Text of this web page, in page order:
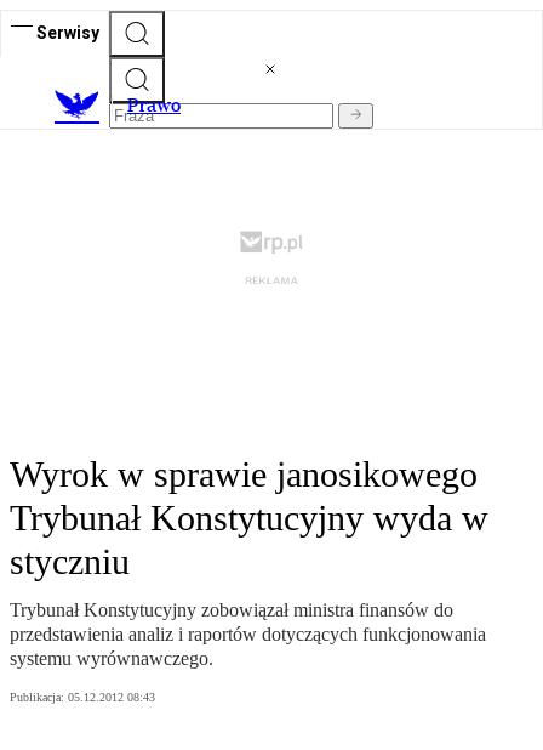
Serwisy
Prawo
Wyrok w sprawie janosikowego
Trybunał Konstytucyjny wyda w
styczniu
Trybunał Konstytucyjny zobowiązał ministra finansów do
przedstawienia analiz i raportów dotyczących funkcjonowania
systemu wyrównawczego.
Publikacja: 05.12.2012 08:43